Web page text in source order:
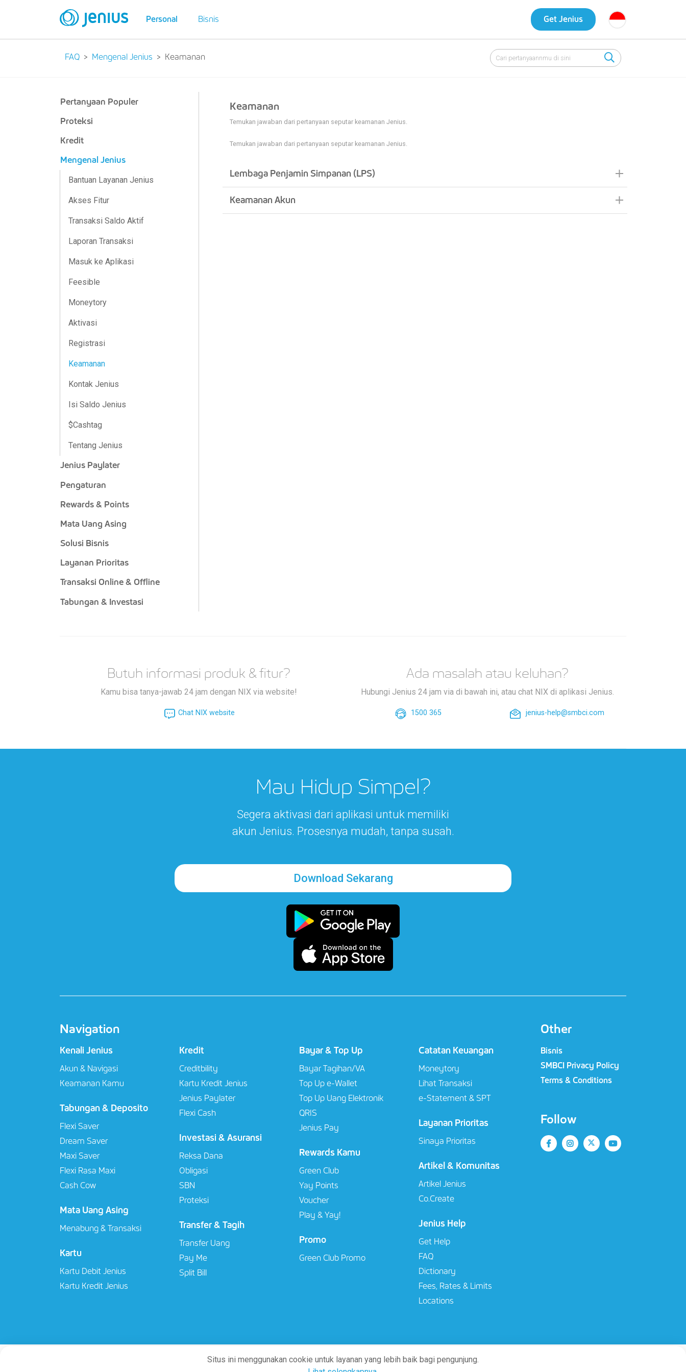
Situs ini menggunakan cookie untuk layanan yang lebih baik bagi pengunjung.
FAQ Mengenal Jenius Keamanan
Pertanyaan Populer
Proteksi
Kredit
Mengenal Jenius
Bantuan Layanan Jenius
Akses Fitur
Transaksi Saldo Aktif
Laporan Transaksi
Masuk ke Aplikasi
Feesible
Moneytory
Aktivasi
Registrasi
Keamanan
Kontak Jenius
Isi Saldo Jenius
$Cashtag
Tentang Jenius
Jenius Paylater
Pengaturan
Rewards & Points
Mata Uang Asing
Solusi Bisnis
Layanan Prioritas
Transaksi Online & Offline
Tabungan & Investasi
Keamanan
Temukan jawaban dari pertanyaan seputar keamanan Jenius.
Temukan jawaban dari pertanyaan seputar keamanan Jenius.
Lembaga Penjamin Simpanan (LPS)
Keamanan Akun
Personal Bisnis Get Jenius
Butuh informasi produk & fitur?
Kamu bisa tanya-jawab 24 jam dengan NIX via website!
Chat NIX website
Ada masalah atau keluhan?
Hubungi Jenius 24 jam via di bawah ini, atau chat NIX di aplikasi Jenius.
1500 365 jenius-help@smbci.com
Mau Hidup Simpel?
Segera aktivasi dari aplikasi untuk memiliki
akun Jenius. Prosesnya mudah, tanpa susah.
Download Sekarang
Navigation
Kenali Jenius
Akun & Navigasi
Keamanan Kamu
Tabungan & Deposito
Flexi Saver
Dream Saver
Maxi Saver
Flexi Rasa Maxi
Cash Cow
Mata Uang Asing
Menabung & Transaksi
Kartu
Kartu Debit Jenius
Kartu Kredit Jenius
Kredit
Creditbility
Kartu Kredit Jenius
Jenius Paylater
Flexi Cash
Investasi & Asuransi
Reksa Dana
Obligasi
SBN
Proteksi
Transfer & Tagih
Transfer Uang
Pay Me
Split Bill
Bayar & Top Up
Bayar Tagihan/VA​
Top Up e-Wallet​
Top Up Uang Elektronik
QRIS
Jenius Pay
Rewards Kamu
Green Club
Yay Points
Voucher
Play & Yay!
Promo
Green Club Promo
Catatan Keuangan
Moneytory
Lihat Transaksi
e-Statement & SPT
Layanan Prioritas
Sinaya Prioritas
Artikel & Komunitas
Artikel Jenius
Co.Create
Jenius Help
Get Help
FAQ
Dictionary
Fees, Rates & Limits
Locations
Other
Bisnis
SMBCI Privacy Policy
Terms & Conditions
Follow